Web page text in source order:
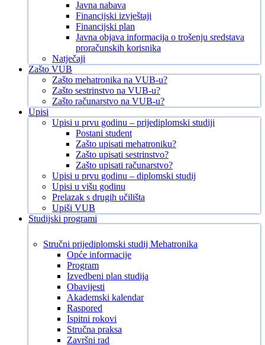
Javna nabava
Financijski izvještaji
Financijski plan
Javna objava informacija o trošenju sredstava
proračunskih korisnika
Natječaji
Zašto VUB
Zašto mehatronika na VUB-u?
Zašto sestrinstvo na VUB-u?
Zašto računarstvo na VUB-u?
Upisi
Upisi u prvu godinu – prijediplomski studiji
Postani student
Zašto upisati mehatroniku?
Zašto upisati sestrinstvo?
Zašto upisati računarstvo?
Upisi u prvu godinu – diplomski studij
Upisi u višu godinu
Prelazak s drugih učilišta
Upiši VUB
Studijski programi
Stručni prijediplomski studij Mehatronika
Opće informacije
Program
Izvedbeni plan studija
Obavijesti
Akademski kalendar
Raspored
Ispitni rokovi
Stručna praksa
Završni rad